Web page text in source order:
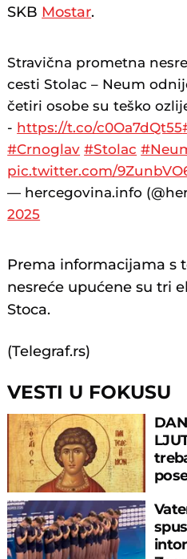
SKB Mostar.
Stravična prometna
cesti Stolac – Neum
četiri osobe su teško
- https://t.co/c0Oa7dQt55
#Crnoglav #Stolac
pic.twitter.com/
— hercegovina.info
2025
Prema informacijama s
nesreće upućene su tri
Stoca.
(Telegraf.rs)
VESTI U FOKUSU